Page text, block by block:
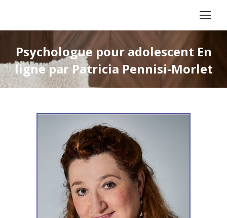
Psychologue pour adolescent En
ligne par Patricia Pennisi-Morlet